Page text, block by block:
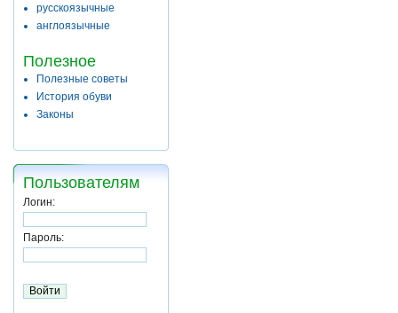
русскоязычные
англоязычные
Полезное
Полезные советы
История обуви
Законы
Пользователям
Логин:
Пароль: